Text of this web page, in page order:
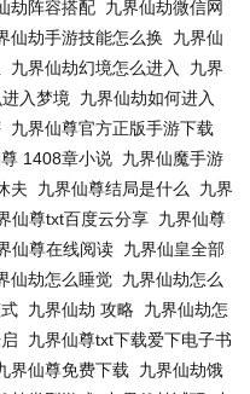
劫阵容搭配 九界仙劫微信网
仙劫手游技能怎么换
九界仙
九界仙劫幻境怎么进入
九界
入梦境
九界仙劫如何进入
九界仙尊官方正版手游下载
1408章小说 九界仙魔手游
夫 九界仙尊结局是什么
九界
仙尊txt百度云分享 九界仙尊
仙尊在线阅读 九界仙皇全部
仙劫怎么睡觉 九界仙劫怎么
九界仙劫 攻略 九界仙劫怎
九界仙尊txt下载爱下电子书
界仙尊免费下载
九界仙劫饿